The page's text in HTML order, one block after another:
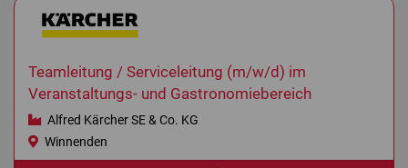
Teamleitung / Serviceleitung (m/w/d) im
Veranstaltungs- und Gastronomiebereich
Alfred Kärcher SE & Co. KG
Winnenden